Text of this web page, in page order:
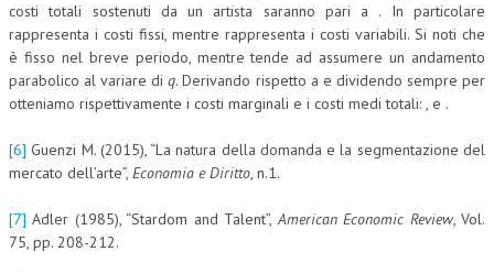
costi totali sostenuti da un artista saranno pari a . In particolare
rappresenta i costi fissi, mentre rappresenta i costi variabili. Si noti che
è fisso nel breve periodo, mentre tende ad assumere un andamento
parabolico al variare diq. Derivando rispetto a e dividendo sempre per
otteniamo rispettivamente i costi marginali e i costi medi totali: , e .
[6] Guenzi M. (2015), “La natura della domanda e la segmentazione del
mercato dell’arte”, Economia e Diritto, n.1.
[7] Adler (1985), “Stardom and Talent”,American Economic Review, Vol.
75, pp. 208-212.